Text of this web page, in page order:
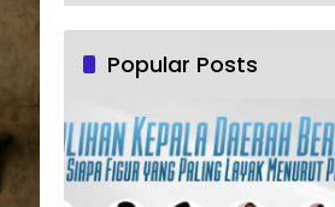
Popular Posts